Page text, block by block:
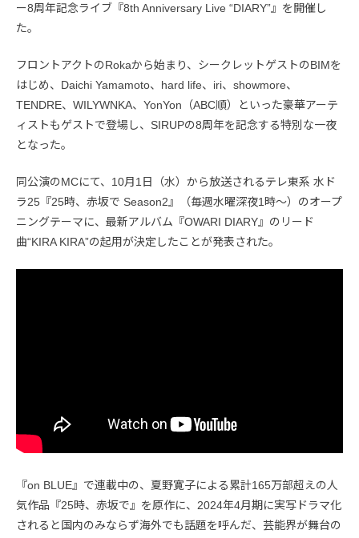
ー8周年記念ライブ『8th Anniversary Live “DIARY”』を開催し
た。
フロントアクトのRokaから始まり、シークレットゲストのBIMを
はじめ、Daichi Yamamoto、hard life、iri、showmore、
TENDRE、WILYWNKA、YonYon（ABC順）といった豪華アーテ
ィストもゲストで登場し、SIRUPの8周年を記念する特別な一夜
となった。
同公演のMCにて、10月1日（水）から放送されるテレ東系 水ド
ラ25『25時、赤坂で Season2』（毎週水曜深夜1時〜）のオープ
ニングテーマに、最新アルバム『OWARI DIARY』のリード
曲“KIRA KIRA”の起用が決定したことが発表された。
『on BLUE』で連載中の、夏野寛子による累計165万部超えの人
気作品『25時、赤坂で』を原作に、2024年4月期に実写ドラマ化
されると国内のみならず海外でも話題を呼んだ、芸能界が舞台の